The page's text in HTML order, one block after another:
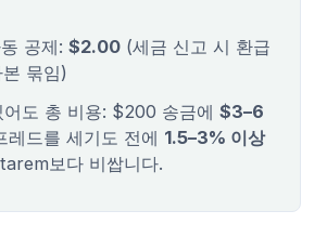
공제: $2.00 (세금 신고 시 환급
묶임)
어도 총 비용: $200 송금에 $3–6
레드를 세기도 전에 1.5–3% 이상
보다 비쌉니다.